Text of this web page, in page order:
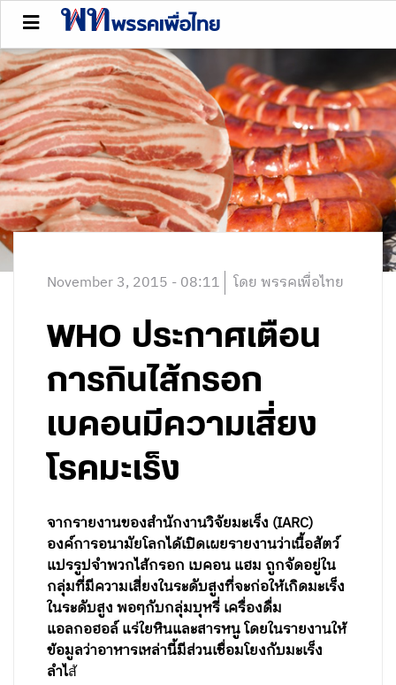
November 3, 2015 - 08:11 โดย พรรคเพื่อไทย
WHO ประกาศเตือน
การกินไส้กรอก
เบคอนมีความเสี่ยง
โรคมะเร็ง
จากรายงานของสำนักงานวิจัยมะเร็ง (IARC)
องค์การอนามัยโลกได้เปิดเผยรายงานว่าเนื้อสัตว์
แปรรูปจำพวกไส้กรอก เบคอน แฮม ถูกจัดอยู่ใน
กลุ่มที่มีความเสี่ยงในระดับสูงที่จะก่อให้เกิดมะเร็ง
ในระดับสูง พอๆกับกลุ่มบุหรี่ เครื่องดื่ม
แอลกอฮอล์ แร่ใยหินและสารหนู โดยในรายงานให้
ข้อมูลว่าอาหารเหล่านี้มีส่วนเชื่อมโยงกับมะเร็ง
ลำไส้